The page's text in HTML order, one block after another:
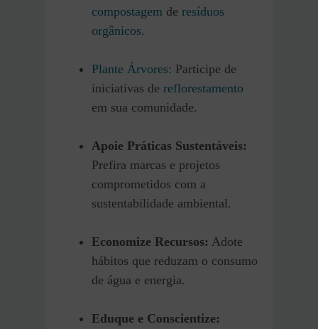
compostagem de resíduos
orgânicos.​
Plante Árvores: Participe de
iniciativas de reflorestamento
em sua comunidade.​
Apoie Práticas Sustentáveis:
Prefira marcas e projetos
comprometidos com a
sustentabilidade ambiental.​
Economize Recursos: Adote
hábitos que reduzam o consumo
de água e energia.​
Eduque e Conscientize: